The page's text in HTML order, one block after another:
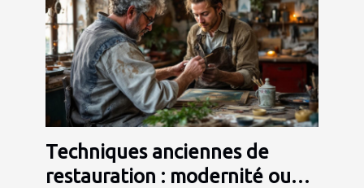
Techniques anciennes de
restauration : modernité ou